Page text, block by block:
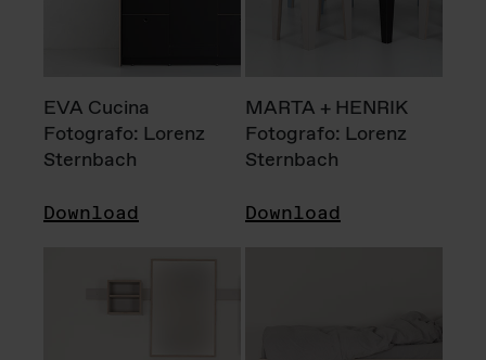
EVA Cucina
Fotografo: Lorenz
Sternbach
Download
MARTA + HENRIK
Fotografo: Lorenz
Sternbach
Download